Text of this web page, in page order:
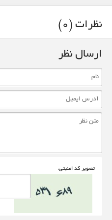
نظرات (0)
ارسال نظر
تصوير کد امنيتی: